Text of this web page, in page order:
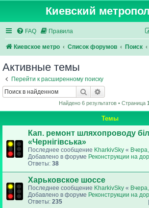
Киевский
FAQ Правила
Киевское метро Список форумов Поиск
Активные темы
Перейти к расширенному поиску
Поиск
Найдено 6 результатов • Страница
Темы
Кап. ремонт шляхопроводу
«Чернігівська»
Последнее сообщение KharkivSky «
Добавлено в форуме Реконструкции на
Ответы: 38
Харьковское шоссе
Последнее сообщение KharkivSky «
Добавлено в форуме Реконструкции на
Ответы: 235